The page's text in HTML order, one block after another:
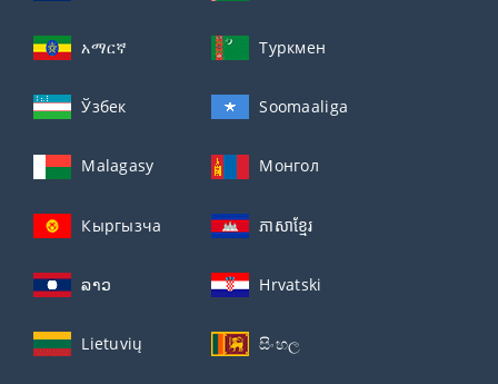
አማርኛ Туркмен
Ўзбек Soomaaliga
Malagasy Монгол
Кыргызча ភាសាខ្មែរ
ລາວ Hrvatski
Lietuvių සිංහල